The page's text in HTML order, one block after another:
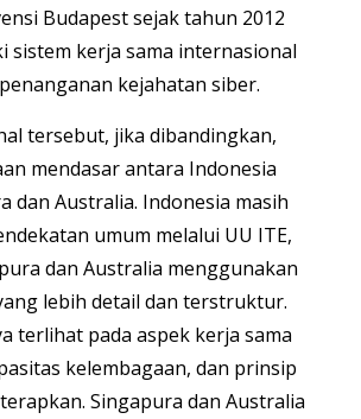
Budapest sejak tahun 2012
sistem kerja sama internasional
kejahatan siber.
tersebut, jika dibandingkan,
mendasar antara Indonesia
dan Australia. Indonesia masih
umum melalui UU ITE,
dan Australia menggunakan
lebih detail dan terstruktur.
terlihat pada aspek kerja sama
kelembagaan, dan prinsip
Singapura dan Australia